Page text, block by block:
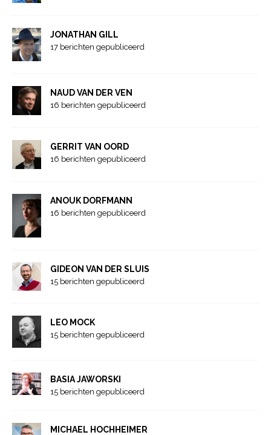
JONATHAN GILL
17 berichten gepubliceerd
NAUD VAN DER VEN
16 berichten gepubliceerd
GERRIT VAN OORD
16 berichten gepubliceerd
ANOUK DORFMANN
16 berichten gepubliceerd
GIDEON VAN DER SLUIS
15 berichten gepubliceerd
LEO MOCK
15 berichten gepubliceerd
BASIA JAWORSKI
15 berichten gepubliceerd
MICHAEL HOCHHEIMER